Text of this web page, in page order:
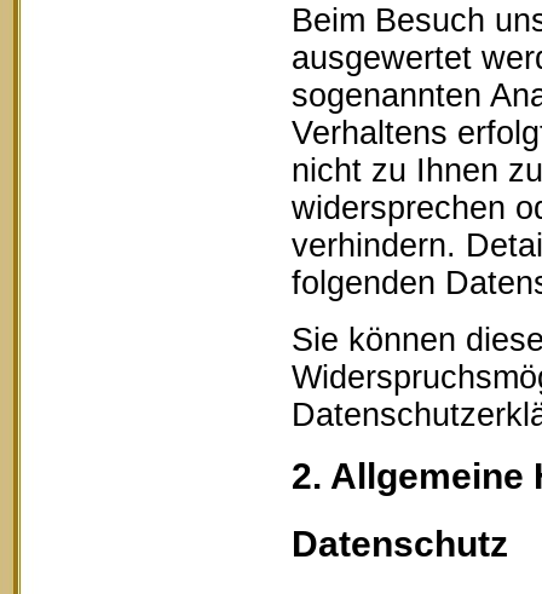
Beim Besuch
ausgewertet
sogenannten
Verhaltens
nicht zu Ihnen
widersprechen
verhindern.
folgenden
Sie können
2. Allgemeine
Datenschutz